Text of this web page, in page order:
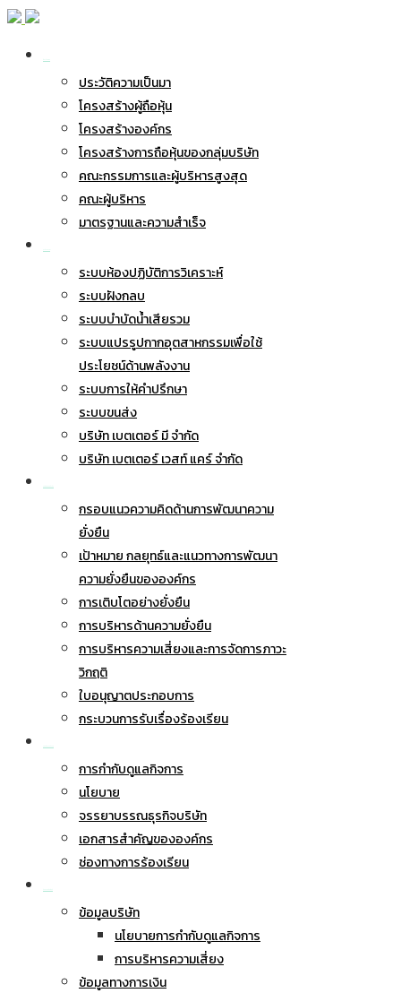
ประวัติความเป็นมา
โครงสร้างผู้ถือหุ้น
โครงสร้างองค์กร
โครงสร้างการถือหุ้นของกลุ่มบริษัท
คณะกรรมการและผู้บริหารสูงสุด
คณะผู้บริหาร
มาตรฐานและความสำเร็จ
ระบบห้องปฏิบัติการวิเคราะห์
ระบบฝังกลบ
ระบบบำบัดน้ำเสียรวม
ระบบแปรรูปกากอุตสาหกรรมเพื่อใช้
ประโยชน์ด้านพลังงาน
ระบบการให้คำปรึกษา
ระบบขนส่ง
บริษัท เบตเตอร์ มี จำกัด
บริษัท เบตเตอร์ เวสท์ แคร์ จำกัด
กรอบแนวความคิดด้านการพัฒนาความ
ยั่งยืน
เป้าหมาย กลยุทธ์และแนวทางการพัฒนา
ความยั่งยืนขององค์กร
การเติบโตอย่างยั่งยืน
การบริหารด้านความยั่งยืน
การบริหารความเสี่ยงและการจัดการภาวะ
วิกฤติ
ใบอนุญาตประกอบการ
กระบวนการรับเรื่องร้องเรียน
การกำกับดูแลกิจการ
นโยบาย
จรรยาบรรณธุรกิจบริษัท
เอกสารสำคัญขององค์กร
ช่องทางการร้องเรียน
ข้อมูลบริษัท
นโยบายการกำกับดูแลกิจการ
การบริหารความเสี่ยง
ข้อมูลทางการเงิน